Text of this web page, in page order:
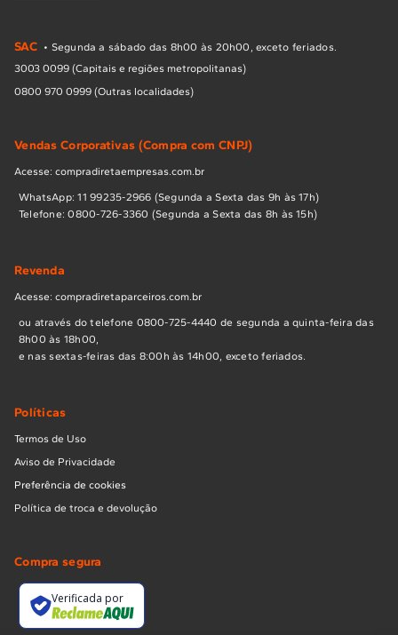
SAC • Segunda a sábado das 8h00 às 20h00, exceto feriados.
3003 0099 (Capitais e regiões metropolitanas)
0800 970 0999 (Outras localidades)
Vendas Corporativas (Compra com CNPJ)
Acesse: compradiretaempresas.com.br
WhatsApp: 11 99235-2966 (Segunda a Sexta das 9h às 17h)
Telefone: 0800-726-3360 (Segunda a Sexta das 8h às 15h)
Revenda
Acesse: compradiretaparceiros.com.br
ou através do telefone 0800-725-4440 de segunda a quinta-feira das
8h00 às 18h00,
e nas sextas-feiras das 8:00h às 14h00, exceto feriados.
Políticas
Termos de Uso
Aviso de Privacidade
Preferência de cookies
Política de troca e devolução
Compra segura
Verificada por